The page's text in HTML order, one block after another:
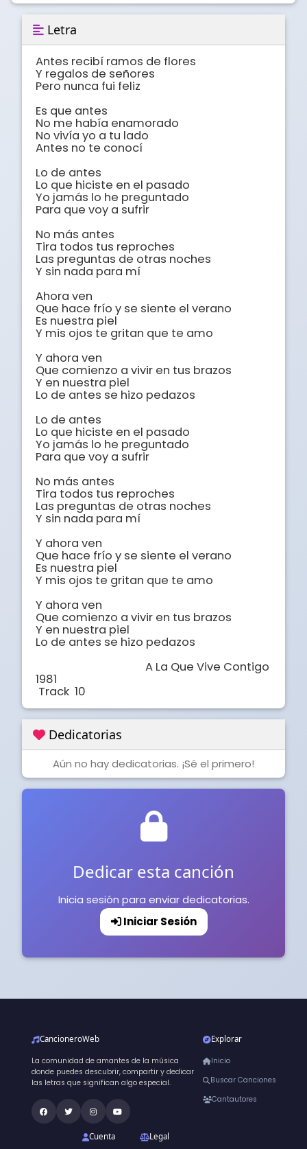
Letra
Antes recibí ramos de flores
Y regalos de señores
Pero nunca fui feliz
Es que antes
No me había enamorado
No vivía yo a tu lado
Antes no te conocí
Lo de antes
Lo que hiciste en el pasado
Yo jamás lo he preguntado
Para que voy a sufrir
No más antes
Tira todos tus reproches
Las preguntas de otras noches
Y sin nada para mí
Ahora ven
Que hace frío y se siente el verano
Es nuestra piel
Y mis ojos te gritan que te amo
Y ahora ven
Que comienzo a vivir en tus brazos
Y en nuestra piel
Lo de antes se hizo pedazos
Lo de antes
Lo que hiciste en el pasado
Yo jamás lo he preguntado
Para que voy a sufrir
No más antes
Tira todos tus reproches
Las preguntas de otras noches
Y sin nada para mí
Y ahora ven
Que hace frío y se siente el verano
Es nuestra piel
Y mis ojos te gritan que te amo
Y ahora ven
Que comienzo a vivir en tus brazos
Y en nuestra piel
Lo de antes se hizo pedazos
1981
Track  10
Dedicatorias
Aún no hay dedicatorias. ¡Sé el primero!
Dedicar esta canción
Inicia sesión para enviar dedicatorias.
Iniciar Sesión
CancioneroWeb
La comunidad de amantes de la música
donde puedes descubrir, compartir y dedicar
las letras que significan algo especial.
Explorar
Inicio
Buscar Canciones
Cantautores
Cuenta Legal